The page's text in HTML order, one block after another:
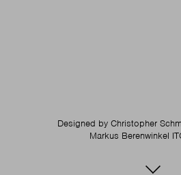
Designed by Christopher
Markus Berenwinkel